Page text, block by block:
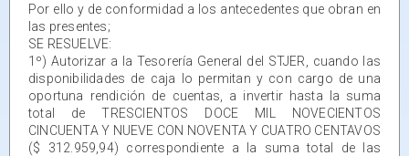
Por ello y de conformidad a los antecedentes que obran en
las presentes;
SE RESUELVE:
1º) Autorizar a la Tesorería General del STJER, cuando las
disponibilidades de caja lo permitan y con cargo de una
oportuna rendición de cuentas, a invertir hasta la suma
total de TRESCIENTOS DOCE MIL NOVECIENTOS
CINCUENTA Y NUEVE CON NOVENTA Y CUATRO CENTAVOS
($ 312.959,94) correspondiente a la suma total de las